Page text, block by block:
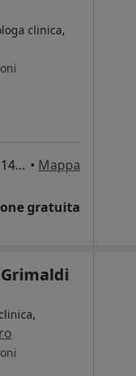
clinica,
Via Arcivescovo Carmine Cesarano, 14, Pagani • Mappa
gratuita